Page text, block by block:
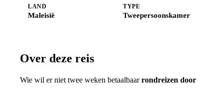
LAND
Maleisië
TYPE
Tweepersoonskamer
Over deze reis
Wie wil er niet twee weken betaalbaarrondreizen door